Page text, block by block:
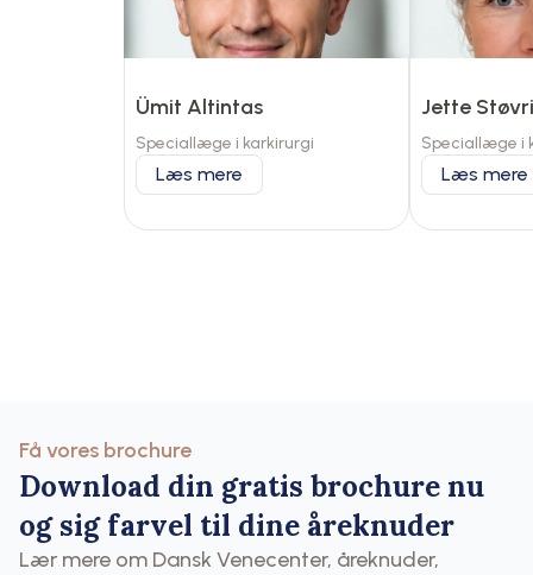
Ümit Altintas
Speciallæge i karkirurgi
Læs mere
Jette
Speciallæge i
Læs mere
Få vores brochure
Download din gratis brochure nu
og sig farvel til dine åreknuder
Lær mere om Dansk Venecenter, åreknuder,